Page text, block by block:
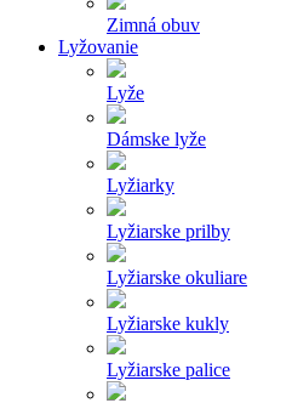
Zimná obuv
Lyžovanie
Lyže
Dámske lyže
Lyžiarky
Lyžiarske prilby
Lyžiarske okuliare
Lyžiarske kukly
Lyžiarske palice